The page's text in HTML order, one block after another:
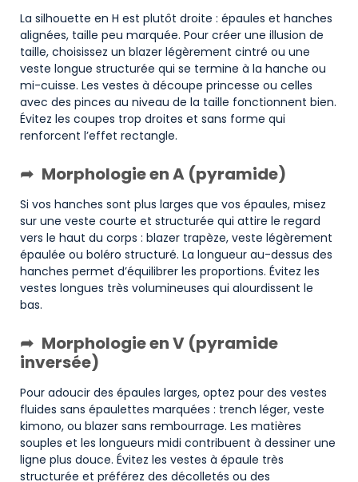
La silhouette en H est plutôt droite : épaules et hanches
alignées, taille peu marquée. Pour créer une illusion de
taille, choisissez un blazer légèrement cintré ou une
veste longue structurée qui se termine à la hanche ou
mi-cuisse. Les vestes à découpe princesse ou celles
avec des pinces au niveau de la taille fonctionnent bien.
Évitez les coupes trop droites et sans forme qui
renforcent l’effet rectangle.
Morphologie en A (pyramide)
Si vos hanches sont plus larges que vos épaules, misez
sur une veste courte et structurée qui attire le regard
vers le haut du corps : blazer trapèze, veste légèrement
épaulée ou boléro structuré. La longueur au-dessus des
hanches permet d’équilibrer les proportions. Évitez les
vestes longues très volumineuses qui alourdissent le
bas.
Morphologie en V (pyramide
inversée)
Pour adoucir des épaules larges, optez pour des vestes
fluides sans épaulettes marquées : trench léger, veste
kimono, ou blazer sans rembourrage. Les matières
souples et les longueurs midi contribuent à dessiner une
ligne plus douce. Évitez les vestes à épaule très
structurée et préférez des décolletés ou des